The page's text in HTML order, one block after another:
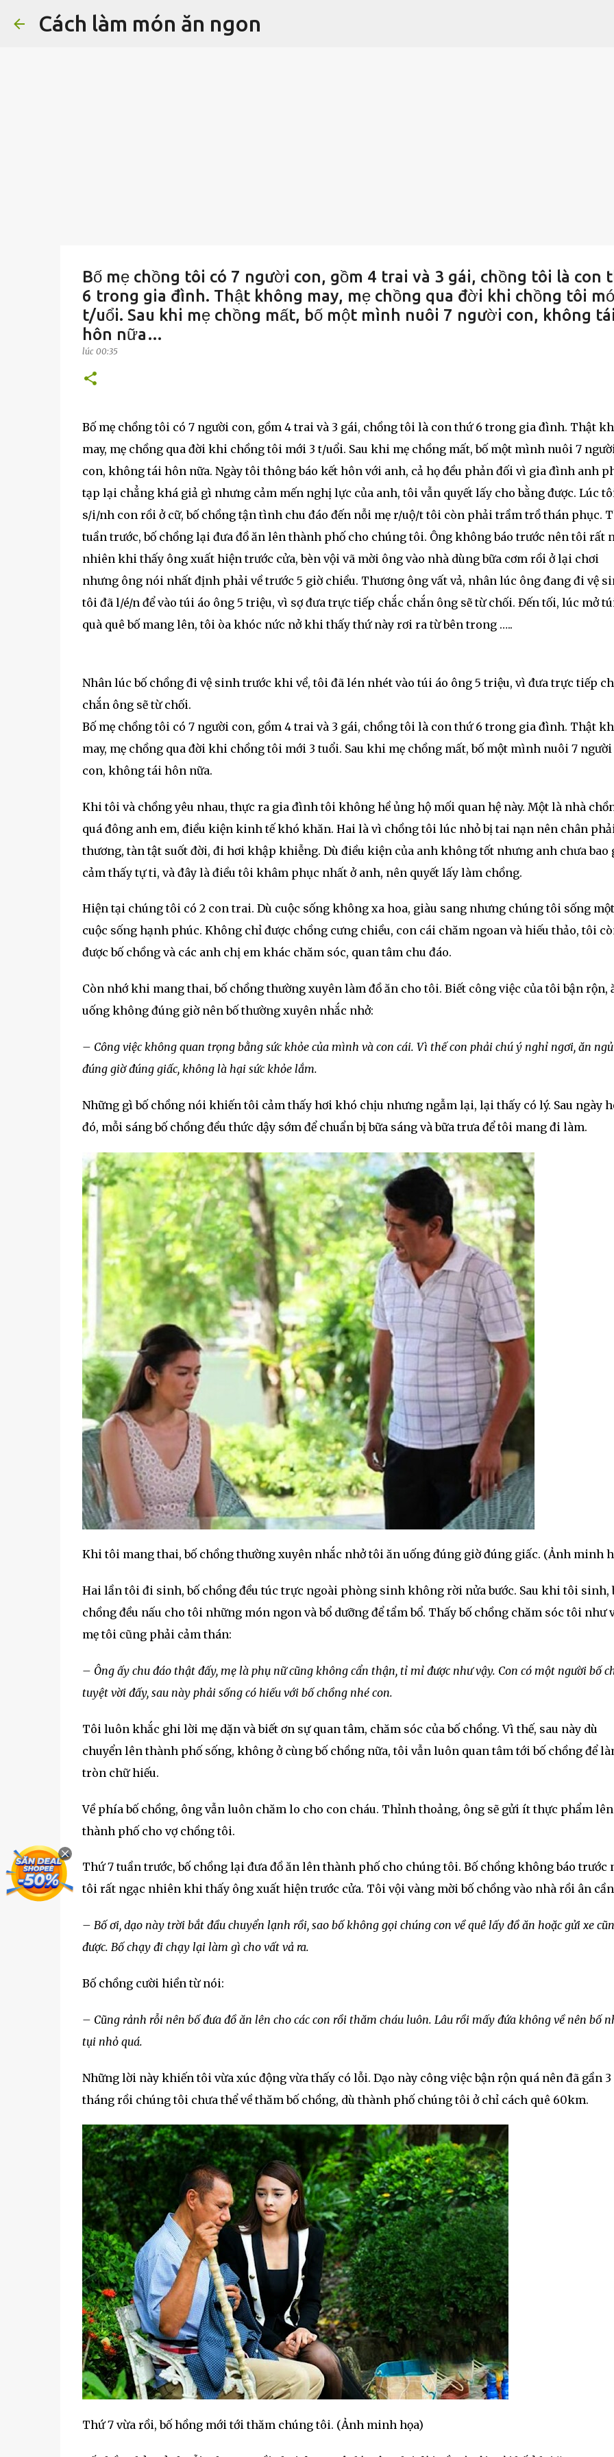
Cách làm món ăn ngon
Bố mẹ chồng tôi có 7 người con, gồm 4 trai và 3 gái, chồng tôi là con
6 trong gia đình. Thật không may, mẹ chồng qua đời khi chồng tôi
t/uổi. Sau khi mẹ chồng mất, bố một mình nuôi 7 người con, không tái
hôn nữa…
lúc 00:35
Bố mẹ chồng tôi có 7 người con, gồm 4 trai và 3 gái, chồng tôi là con thứ 6 trong gia đình. Thật
may, mẹ chồng qua đời khi chồng tôi mới 3 t/uổi. Sau khi mẹ chồng mất, bố một mình nuôi 7
con, không tái hôn nữa. Ngày tôi thông báo kết hôn với anh, cả họ đều phản đối vì gia đình anh
tạp lại chẳng khá giả gì nhưng cảm mến nghị lực của anh, tôi vẫn quyết lấy cho bằng được. Lúc
s/i/nh con rồi ở cữ, bố chồng tận tình chu đáo đến nỗi mẹ r/uộ/t tôi còn phải trầm trồ thán phục.
tuần trước, bố chồng lại đưa đồ ăn lên thành phố cho chúng tôi. Ông không báo trước nên tôi rất
nhiên khi thấy ông xuất hiện trước cửa, bèn vội vã mời ông vào nhà dùng bữa cơm rồi ở lại chơi
nhưng ông nói nhất định phải về trước 5 giờ chiều. Thương ông vất vả, nhân lúc ông đang đi vệ
tôi đã l/é/n để vào túi áo ông 5 triệu, vì sợ đưa trực tiếp chắc chắn ông sẽ từ chối. Đến tối, lúc mở
quà quê bố mang lên, tôi òa khóc nức nở khi thấy thứ này rơi ra từ bên trong …..
Nhân lúc bố chồng đi vệ sinh trước khi về, tôi đã lén nhét vào túi áo ông 5 triệu, vì đưa trực tiếp
chắn ông sẽ từ chối.
Bố mẹ chồng tôi có 7 người con, gồm 4 trai và 3 gái, chồng tôi là con thứ 6 trong gia đình. Thật
may, mẹ chồng qua đời khi chồng tôi mới 3 tuổi. Sau khi mẹ chồng mất, bố một mình nuôi 7 người
con, không tái hôn nữa.
Khi tôi và chồng yêu nhau, thực ra gia đình tôi không hề ủng hộ mối quan hệ này. Một là nhà
quá đông anh em, điều kiện kinh tế khó khăn. Hai là vì chồng tôi lúc nhỏ bị tai nạn nên chân
thương, tàn tật suốt đời, đi hơi khập khiễng. Dù điều kiện của anh không tốt nhưng anh chưa bao
cảm thấy tự ti, và đây là điều tôi khâm phục nhất ở anh, nên quyết lấy làm chồng.
Hiện tại chúng tôi có 2 con trai. Dù cuộc sống không xa hoa, giàu sang nhưng chúng tôi sống một
cuộc sống hạnh phúc. Không chỉ được chồng cưng chiều, con cái chăm ngoan và hiếu thảo, tôi
được bố chồng và các anh chị em khác chăm sóc, quan tâm chu đáo.
Còn nhớ khi mang thai, bố chồng thường xuyên làm đồ ăn cho tôi. Biết công việc của tôi bận rộn,
uống không đúng giờ nên bố thường xuyên nhắc nhở:
– Công việc không quan trọng bằng sức khỏe của mình và con cái. Vì thế con phải chú ý nghỉ ngơi, ăn ngủ
đúng giờ đúng giấc, không là hại sức khỏe lắm.
Những gì bố chồng nói khiến tôi cảm thấy hơi khó chịu nhưng ngẫm lại, lại thấy có lý. Sau ngày
đó, mỗi sáng bố chồng đều thức dậy sớm để chuẩn bị bữa sáng và bữa trưa để tôi mang đi làm.
Khi tôi mang thai, bố chồng thường xuyên nhắc nhở tôi ăn uống đúng giờ đúng giấc. (Ảnh minh
Hai lần tôi đi sinh, bố chồng đều túc trực ngoài phòng sinh không rời nửa bước. Sau khi tôi sinh,
chồng đều nấu cho tôi những món ngon và bổ dưỡng để tẩm bổ. Thấy bố chồng chăm sóc tôi như
mẹ tôi cũng phải cảm thán:
– Ông ấy chu đáo thật đấy, mẹ là phụ nữ cũng không cẩn thận, tỉ mỉ được như vậy. Con có một người bố
tuyệt vời đấy, sau này phải sống có hiếu với bố chồng nhé con.
Tôi luôn khắc ghi lời mẹ dặn và biết ơn sự quan tâm, chăm sóc của bố chồng. Vì thế, sau này dù
chuyển lên thành phố sống, không ở cùng bố chồng nữa, tôi vẫn luôn quan tâm tới bố chồng để
tròn chữ hiếu.
Về phía bố chồng, ông vẫn luôn chăm lo cho con cháu. Thỉnh thoảng, ông sẽ gửi ít thực phẩm lên
thành phố cho vợ chồng tôi.
Thứ 7 tuần trước, bố chồng lại đưa đồ ăn lên thành phố cho chúng tôi. Bố chồng không báo trước
tôi rất ngạc nhiên khi thấy ông xuất hiện trước cửa. Tôi vội vàng mời bố chồng vào nhà rồi ân
– Bố ơi, dạo này trời bắt đầu chuyển lạnh rồi, sao bố không gọi chúng con về quê lấy đồ ăn hoặc gửi xe
được. Bố chạy đi chạy lại làm gì cho vất vả ra.
Bố chồng cười hiền từ nói:
– Cũng rảnh rỗi nên bố đưa đồ ăn lên cho các con rồi thăm cháu luôn. Lâu rồi mấy đứa không về nên bố
tụi nhỏ quá.
Những lời này khiến tôi vừa xúc động vừa thấy có lỗi. Dạo này công việc bận rộn quá nên đã gần 3
tháng rồi chúng tôi chưa thể về thăm bố chồng, dù thành phố chúng tôi ở chỉ cách quê 60km.
Thứ 7 vừa rồi, bố hồng mới tới thăm chúng tôi. (Ảnh minh họa)